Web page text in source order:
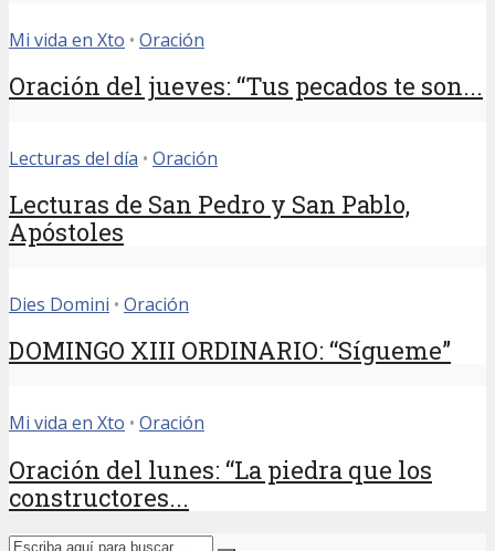
Mi vida en Xto • Oración
Oración del jueves: “Tus pecados te son...
Lecturas del día • Oración
Lecturas de San Pedro y San Pablo,
Apóstoles
Dies Domini • Oración
DOMINGO XIII ORDINARIO: “Sígueme”
Mi vida en Xto • Oración
Oración del lunes: “La piedra que los
constructores...